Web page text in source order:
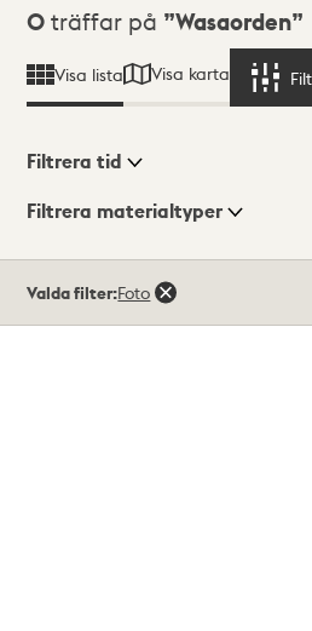
Sökresultat
0 träffar på Wasaorden
Visa lista Visa karta
Visningsläge
Filtrera tid
Filtrera materialtyper
träffar
Valda filter:Foto